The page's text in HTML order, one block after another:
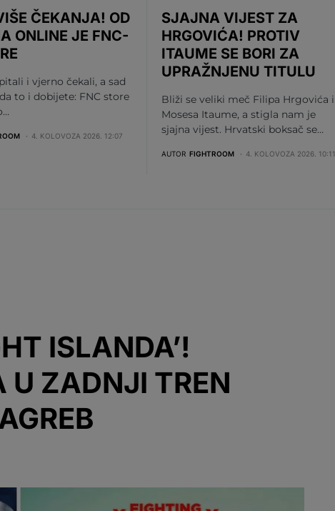
ČEKANJA! OD
ONLINE JE FNC-
i vjerno čekali, a sad
to i dobijete: FNC store
4. KOLOVOZA 2026. 12:07
SJAJNA VIJEST ZA
HRGOVIĆA! PROTIV
ITAUME SE BORI ZA
UPRAŽNJENU TITULU
Bliži se veliki meč Filipa Hrgovića i
Mosesa Itaume, a stigla nam je
sjajna vijest. Hrvatski boksač se…
AUTOR FIGHTROOM 4. KOLOVOZA 2026. 10:11
ISLANDA’!
U ZADNJI TREN